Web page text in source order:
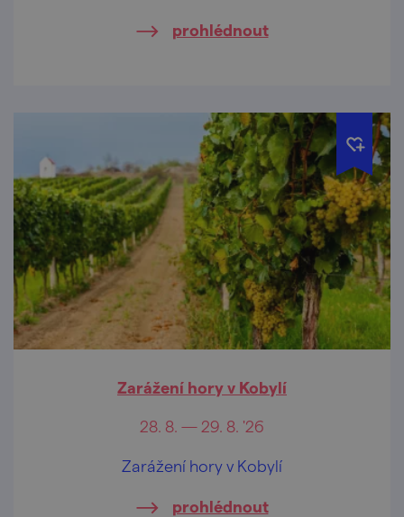
prohlédnout
Zarážení hory v Kobylí
28. 8. — 29. 8. '26
Zarážení hory v Kobylí
prohlédnout